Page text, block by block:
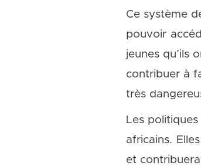
Ce système
pouvoir
jeunes qu’ils
contribuer à
très
Les
africains.
et